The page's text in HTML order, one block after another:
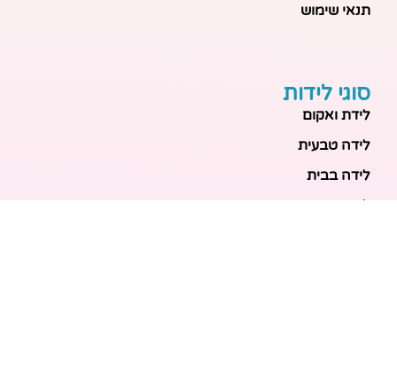
תנאי שימוש
סוגי לידות
לידת ואקום
לידה טבעית
לידה בבית
לידה מכשירנית